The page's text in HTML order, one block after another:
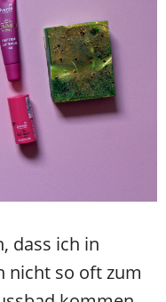
dass ich in
nicht so oft zum